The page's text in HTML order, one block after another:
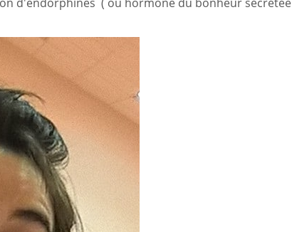
d'endorphines ( ou hormone du bonheur sécrétée